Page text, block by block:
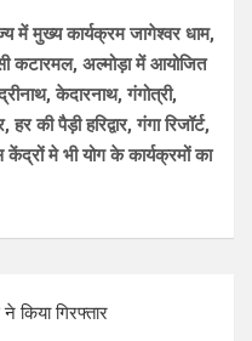
में मुख्य कार्यक्रम जागेश्वर धाम,
कटारमल, अल्मोड़ा में आयोजित
केदारनाथ, गंगोत्री,
पैड़ी हरिद्वार, गंगा रिजॉर्ट,
मे भी योग के कार्यक्रमों का
किया गिरफ्तार